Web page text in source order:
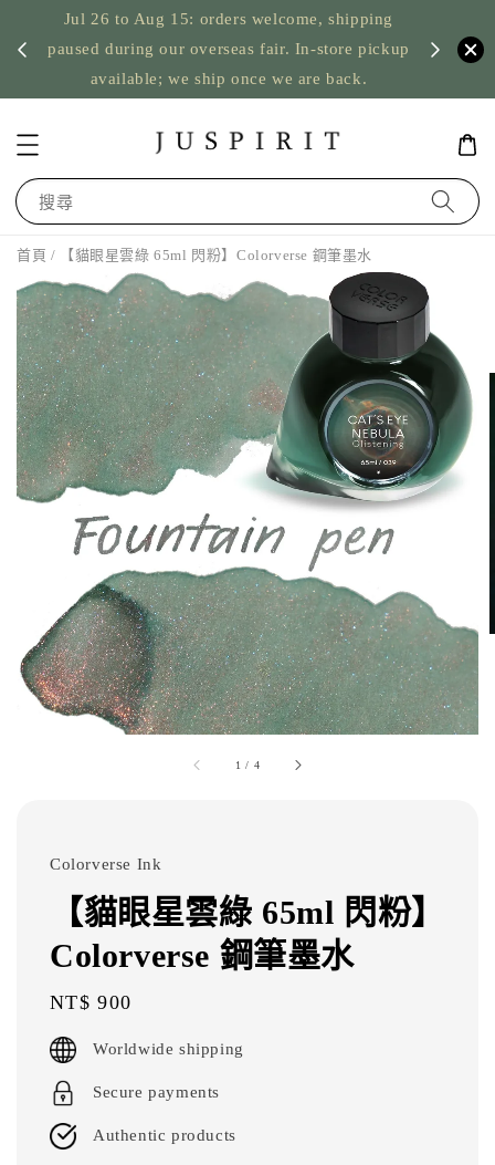
Jul 26 to Aug 15: orders welcome, shipping
paused during our overseas fair. In-store pickup
available; we ship once we are back.
US
搜尋
首頁 / 【貓眼星雲綠 65ml 閃粉】Colorverse 鋼筆墨水
1 / 4
Colorverse Ink
【貓眼星雲綠 65ml 閃粉】
Colorverse 鋼筆墨水
Regular
price
NT$ 900
Worldwide shipping
Secure payments
Authentic products